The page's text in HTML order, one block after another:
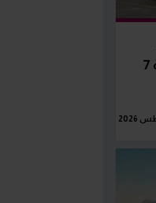
أسعار ومواصفات أصغر سيارة 7